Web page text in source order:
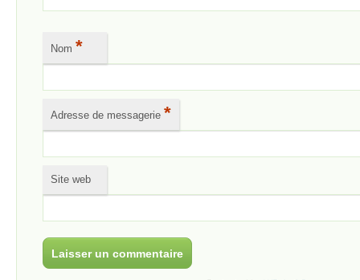
Nom *
Adresse de messagerie *
Site web